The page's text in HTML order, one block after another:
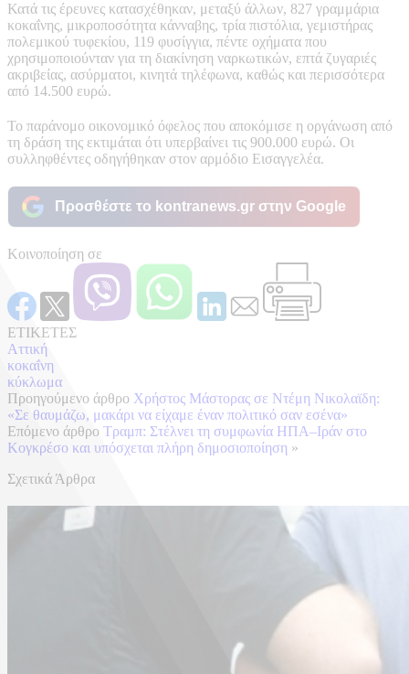
Κατά τις έρευνες κατασχέθηκαν, μεταξύ άλλων, 827 γραμμάρια
κοκαΐνης, μικροποσότητα κάνναβης, τρία πιστόλια, γεμιστήρας
πολεμικού τυφεκίου, 119 φυσίγγια, πέντε οχήματα που
χρησιμοποιούνταν για τη διακίνηση ναρκωτικών, επτά ζυγαριές
ακριβείας, ασύρματοι, κινητά τηλέφωνα, καθώς και περισσότερα
από 14.500 ευρώ.
Το παράνομο οικονομικό όφελος που αποκόμισε η οργάνωση από
τη δράση της εκτιμάται ότι υπερβαίνει τις 900.000 ευρώ. Οι
συλληφθέντες οδηγήθηκαν στον αρμόδιο Εισαγγελέα.
Προσθέστε το kontranews.gr στην Google
Κοινοποίηση σε
ΕΤΙΚΕΤΕΣ
Αττική
κοκαΐνη
κύκλωμα
Προηγούμενο άρθρο Χρήστος Μάστορας σε Ντέμη Νικολαϊδη:
«Σε θαυμάζω, μακάρι να είχαμε έναν πολιτικό σαν εσένα»
Επόμενο άρθρο Τραμπ: Στέλνει τη συμφωνία ΗΠΑ–Ιράν στο
Κογκρέσο και υπόσχεται πλήρη δημοσιοποίηση »
Σχετικά Άρθρα